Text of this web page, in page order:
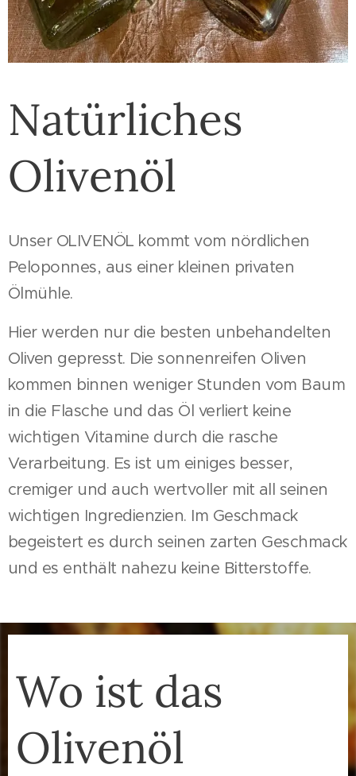
Natürliches
Olivenöl
Unser OLIVENÖL kommt vom nördlichen
Peloponnes, aus einer kleinen privaten
Ölmühle.
Hier werden nur die besten unbehandelten
Oliven gepresst. Die sonnenreifen Oliven
kommen binnen weniger Stunden vom Baum
in die Flasche und das Öl verliert keine
wichtigen Vitamine durch die rasche
Verarbeitung. Es ist um einiges besser,
cremiger und auch wertvoller mit all seinen
wichtigen Ingredienzien. Im Geschmack
begeistert es durch seinen zarten Geschmack
und es enthält nahezu keine Bitterstoffe.
Wo ist das
Olivenöl